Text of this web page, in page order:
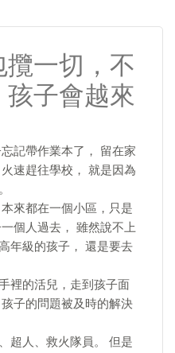
一切，不
子會越來
記帶作業本了， 留在家
速趕往學校， 就是因為
來都在一個小區，只是
個人過去， 雖然說不上
年級的孩子， 還是要去
裡的活兒，走到孩子面
子的問題被及時的解決
超人、救火隊員。 但是